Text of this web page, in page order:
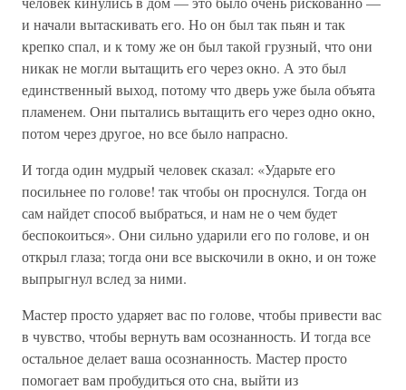
и начали вытаскивать его. Но он был так пьян и так
крепко спал, и к тому же он был такой грузный, что они
никак не могли вытащить его через окно. А это был
единственный выход, потому что дверь уже была объята
пламенем. Они пытались вытащить его через одно окно,
потом через другое, но все было напрасно.
И тогда один мудрый человек сказал: «Ударьте его
посильнее по голове! так чтобы он проснулся. Тогда он
сам найдет способ выбраться, и нам не о чем будет
беспокоиться». Они сильно ударили его по голове, и он
открыл глаза; тогда они все выскочили в окно, и он тоже
выпрыгнул вслед за ними.
Мастер просто ударяет вас по голове, чтобы привести вас
в чувство, чтобы вернуть вам осознанность. И тогда все
остальное делает ваша осознанность. Мастер просто
помогает вам пробудиться ото сна, выйти из